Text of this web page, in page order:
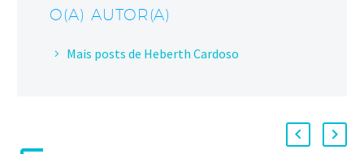
O(A) AUTOR(A)
Mais posts de Heberth Cardoso